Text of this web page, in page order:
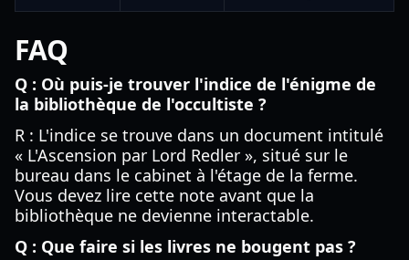
FAQ
Q : Où puis-je trouver l'indice de l'énigme de
la bibliothèque de l'occultiste ?
R : L'indice se trouve dans un document intitulé
« L'Ascension par Lord Redler », situé sur le
bureau dans le cabinet à l'étage de la ferme.
Vous devez lire cette note avant que la
bibliothèque ne devienne interactable.
Q : Que faire si les livres ne bougent pas ?